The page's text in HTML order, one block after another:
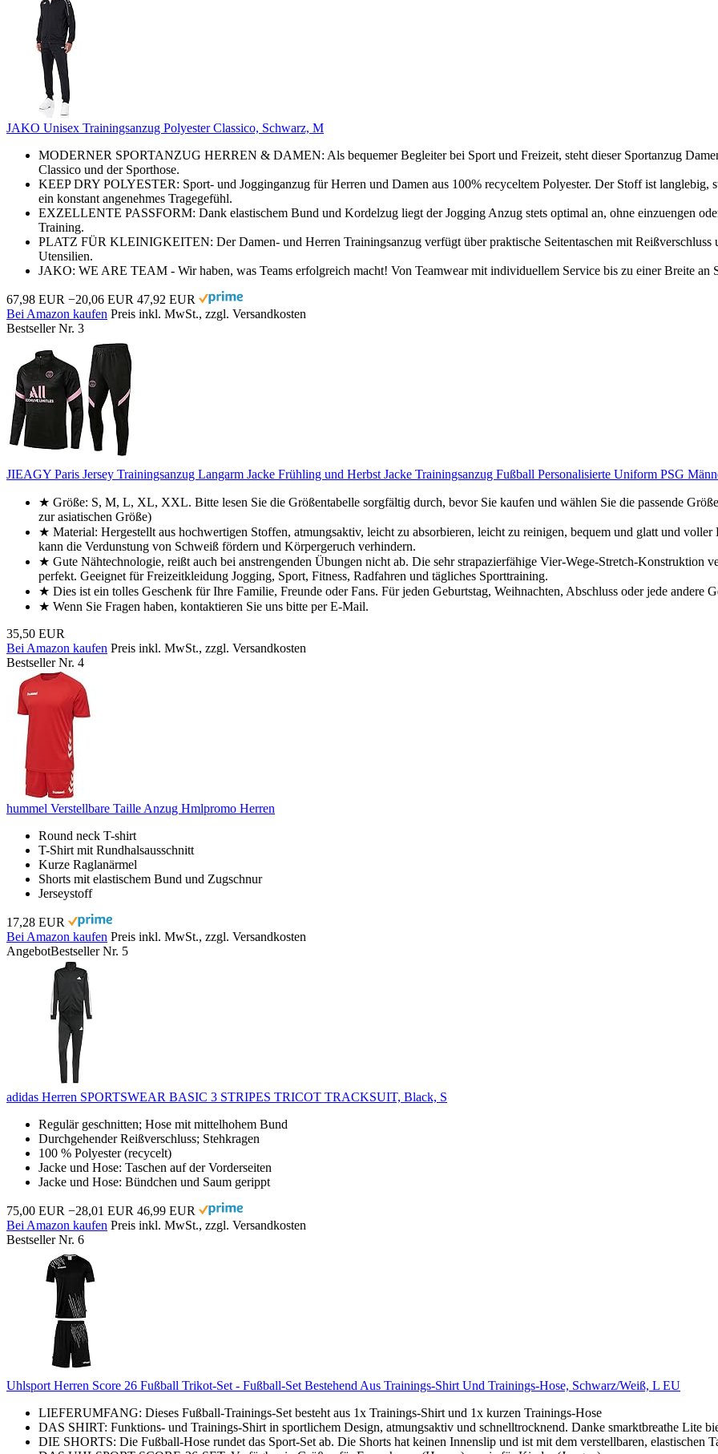
JAKO Unisex Trainingsanzug Polyester Classico, Schwarz, M
MODERNER SPORTANZUG HERREN & DAMEN: Als bequemer Begleiter bei Sport und Freizeit, steht dieser Sportanzug
Classico und der Sporthose.
KEEP DRY POLYESTER: Sport- und Jogginganzug für Herren und Damen aus 100% recyceltem Polyester. Der Stoff ist langlebig,
ein konstant angenehmes Tragegefühl.
EXZELLENTE PASSFORM: Dank elastischem Bund und Kordelzug liegt der Jogging Anzug stets optimal an, ohne einzuengen
Training.
PLATZ FÜR KLEINIGKEITEN: Der Damen- und Herren Trainingsanzug verfügt über praktische Seitentaschen mit Reißverschluss
Utensilien.
JAKO: WE ARE TEAM - Wir haben, was Teams erfolgreich macht! Von Teamwear mit individuellem Service bis zu einer Breite
67,98 EUR −20,06 EUR 47,92 EUR
Bei Amazon kaufen Preis inkl. MwSt., zzgl. Versandkosten
Bestseller Nr. 3
JIEAGY Paris Jersey Trainingsanzug Langarm Jacke Frühling und Herbst Jacke Trainingsanzug Fußball Personalisierte Uniform PSG
★ Größe: S, M, L, XL, XXL. Bitte lesen Sie die Größentabelle sorgfältig durch, bevor Sie kaufen und wählen Sie die passende
zur asiatischen Größe)
★ Material: Hergestellt aus hochwertigen Stoffen, atmungsaktiv, leicht zu absorbieren, leicht zu reinigen, bequem und glatt und
kann die Verdunstung von Schweiß fördern und Körpergeruch verhindern.
★ Gute Nähtechnologie, reißt auch bei anstrengenden Übungen nicht ab. Die sehr strapazierfähige Vier-Wege-Stretch-Konstruktion
perfekt. Geeignet für Freizeitkleidung Jogging, Sport, Fitness, Radfahren und tägliches Sporttraining.
★ Dies ist ein tolles Geschenk für Ihre Familie, Freunde oder Fans. Für jeden Geburtstag, Weihnachten, Abschluss oder jede andere
★ Wenn Sie Fragen haben, kontaktieren Sie uns bitte per E-Mail.
35,50 EUR
Bei Amazon kaufen Preis inkl. MwSt., zzgl. Versandkosten
Bestseller Nr. 4
hummel Verstellbare Taille Anzug Hmlpromo Herren
Round neck T-shirt
T-Shirt mit Rundhalsausschnitt
Kurze Raglanärmel
Shorts mit elastischem Bund und Zugschnur
Jerseystoff
17,28 EUR
Bei Amazon kaufen Preis inkl. MwSt., zzgl. Versandkosten
AngebotBestseller Nr. 5
adidas Herren SPORTSWEAR BASIC 3 STRIPES TRICOT TRACKSUIT, Black, S
Regulär geschnitten; Hose mit mittelhohem Bund
Durchgehender Reißverschluss; Stehkragen
100 % Polyester (recycelt)
Jacke und Hose: Taschen auf der Vorderseiten
Jacke und Hose: Bündchen und Saum gerippt
75,00 EUR −28,01 EUR 46,99 EUR
Bei Amazon kaufen Preis inkl. MwSt., zzgl. Versandkosten
Bestseller Nr. 6
Uhlsport Herren Score 26 Fußball Trikot-Set - Fußball-Set Bestehend Aus Trainings-Shirt Und Trainings-Hose, Schwarz/Weiß, L EU
LIEFERUMFANG: Dieses Fußball-Trainings-Set besteht aus 1x Trainings-Shirt und 1x kurzen Trainings-Hose
DAS SHIRT: Funktions- und Trainings-Shirt in sportlichem Design, atmungsaktiv und schnelltrocknend. Danke smarktbreathe Lite
DIE SHORTS: Die Fußball-Hose rundet das Sport-Set ab. Die Shorts hat keinen Innenslip und ist mit dem verstellbaren, elastischen